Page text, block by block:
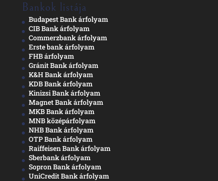
Bankok listája
Budapest Bank árfolyam
CIB Bank árfolyam
Commerzbank árfolyam
Erste bank árfolyam
FHB árfolyam
Gránit Bank árfolyam
K&H Bank árfolyam
KDB Bank árfolyam
Kinizsi Bank árfolyam
Magnet Bank árfolyam
MKB Bank árfolyam
MNB középárfolyam
NHB Bank árfolyam
OTP Bank árfolyam
Raiffeisen Bank árfolyam
Sberbank árfolyam
Sopron Bank árfolyam
UniCredit Bank árfolyam